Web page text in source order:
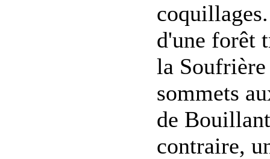
d'une forêt
la
sommets
de
contraire,